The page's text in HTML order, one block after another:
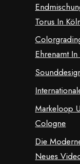
Torus In
Ehrenamt In
Markeloop
Cologne
Die
Neues